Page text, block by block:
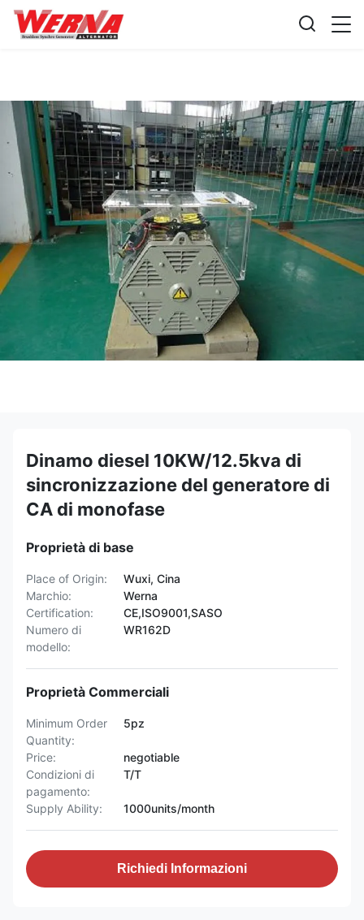
Dinamo diesel 10KW/12.5kva di
sincronizzazione del generatore di
CA di monofase
Proprietà di base
Place of Origin:
Wuxi, Cina
Marchio:
Werna
Certification:
CE,ISO9001,SASO
Numero di
modello:
WR162D
Proprietà Commerciali
Minimum Order
Quantity:
5pz
Price:
negotiable
Condizioni di
pagamento:
T/T
Supply Ability: 1000units/month
Richiedi Informazioni